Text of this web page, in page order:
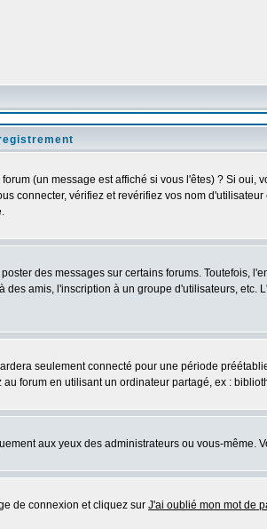
(un message est affiché si vous l'êtes) ? Si oui,
connecter, vérifiez et revérifiez vos nom
des messages sur certains forums. Toutefois,
amis, l'inscription à un groupe d'utilisateurs, etc.
seulement connecté pour une période
forum en utilisant un ordinateur partagé, ex :
aux yeux des administrateurs ou vous-même.
de connexion et cliquez sur J'ai oublié mon mot de